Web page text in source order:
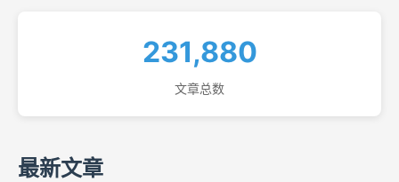
231,880
文章总数
最新文章